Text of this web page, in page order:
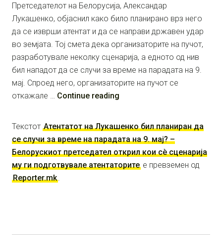
Претседателот на Белорусија, Александар
Лукашенко, објаснил како било планирано врз него
да се изврши атентат и да се направи државен удар
во земјата. Тој смета дека организаторите на пучот,
разработувале неколку сценарија, а едното од нив
бил нападот да се случи за време на парадата на 9.
мај. Спроед него, организаторите на пучот се
откажале … Continue reading
Текстот Атентатот на Лукашенко бил планиран да
се случи за време на парадата на 9. мај? –
Белорускиот претседател открил кои сè сценарија
му ги подготвувале атентаторите е превземен од
Reporter.mk.